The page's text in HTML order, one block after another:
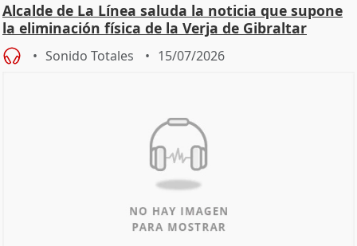
Alcalde de La Línea saluda la noticia que supone
la eliminación física de la Verja de Gibraltar
Sonido Totales 15/07/2026